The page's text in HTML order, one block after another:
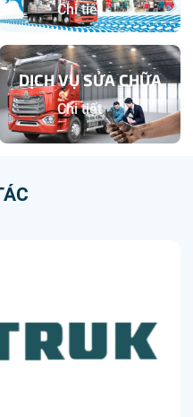
Chi tiết
DỊCH VỤ SỬA CHỮA
Chi tiết